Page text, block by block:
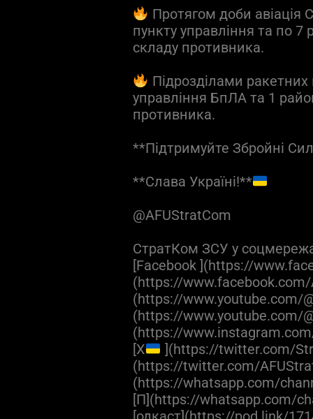
Протягом доби авіація
пункту управління та по
складу противника.
Підрозділами
управління БпЛА та 1
противника.
**Підтримуйте Збройні
**Слава Україні!**
@AFUStratCom
СтратКом ЗСУ у
[Facebook ](https://
(https://www.facebook.com/
(https://www.youtube.com/
(https://www.youtube.com/
(https://
[X
](https://twitter.com/
(https://twitter.com/
(https://whatsapp.com/
[П](https://whatsapp.com/